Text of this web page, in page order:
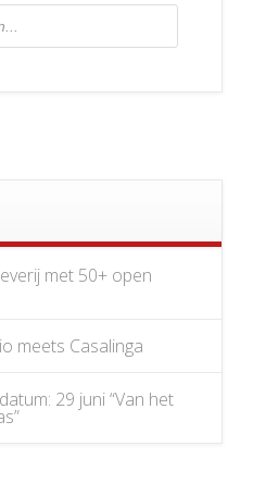
met 50+ open
meets Casalinga
29 juni “Van het